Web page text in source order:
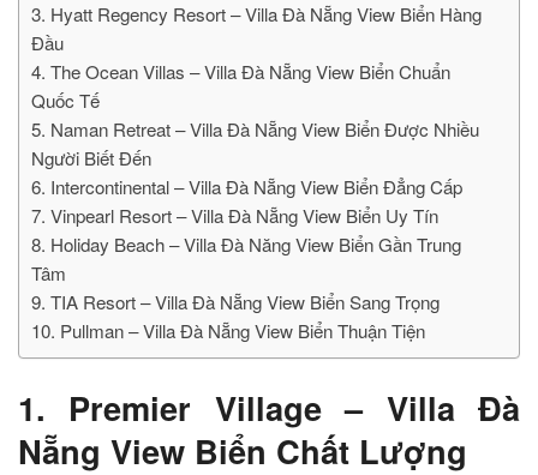
3. Hyatt Regency Resort – Villa Đà Nẵng View Biển Hàng
Đầu
4. The Ocean Villas – Villa Đà Nẵng View Biển Chuẩn
Quốc Tế
5. Naman Retreat – Villa Đà Nẵng View Biển Được Nhiều
Người Biết Đến
6. Intercontinental – Villa Đà Nẵng View Biển Đẳng Cấp
7. Vinpearl Resort – Villa Đà Nẵng View Biển Uy Tín
8. Holiday Beach – Villa Đà Năng View Biển Gần Trung
Tâm
9. TIA Resort – Villa Đà Nẵng View Biển Sang Trọng
10. Pullman – Villa Đà Nẵng View Biển Thuận Tiện
1. Premier Village – Villa Đà
Nẵng View Biển Chất Lượng